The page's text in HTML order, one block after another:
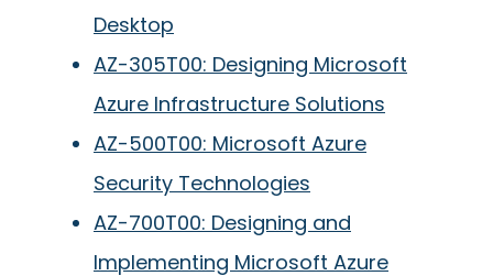
Desktop
AZ-305T00: Designing Microsoft
Azure Infrastructure Solutions
AZ-500T00: Microsoft Azure
Security Technologies
AZ-700T00: Designing and
Implementing Microsoft Azure